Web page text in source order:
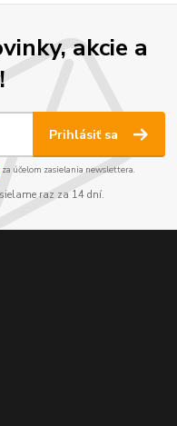
akcie a
Prihlásiť sa
za účelom zasielania newslettera.
raz za 14 dní.